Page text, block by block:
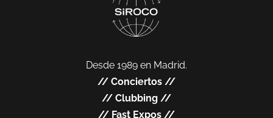
Desde 1989 en Madrid.
// Conciertos //
// Clubbing //
// Fast Expos //